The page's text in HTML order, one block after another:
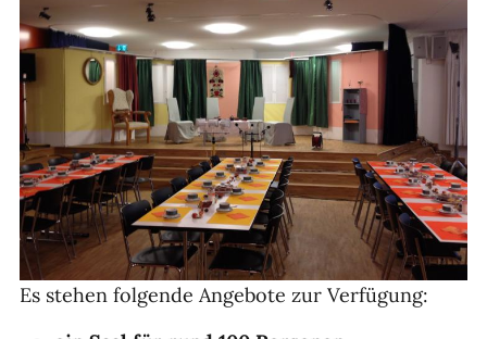
Es stehen folgende Angebote zur Verfügung: